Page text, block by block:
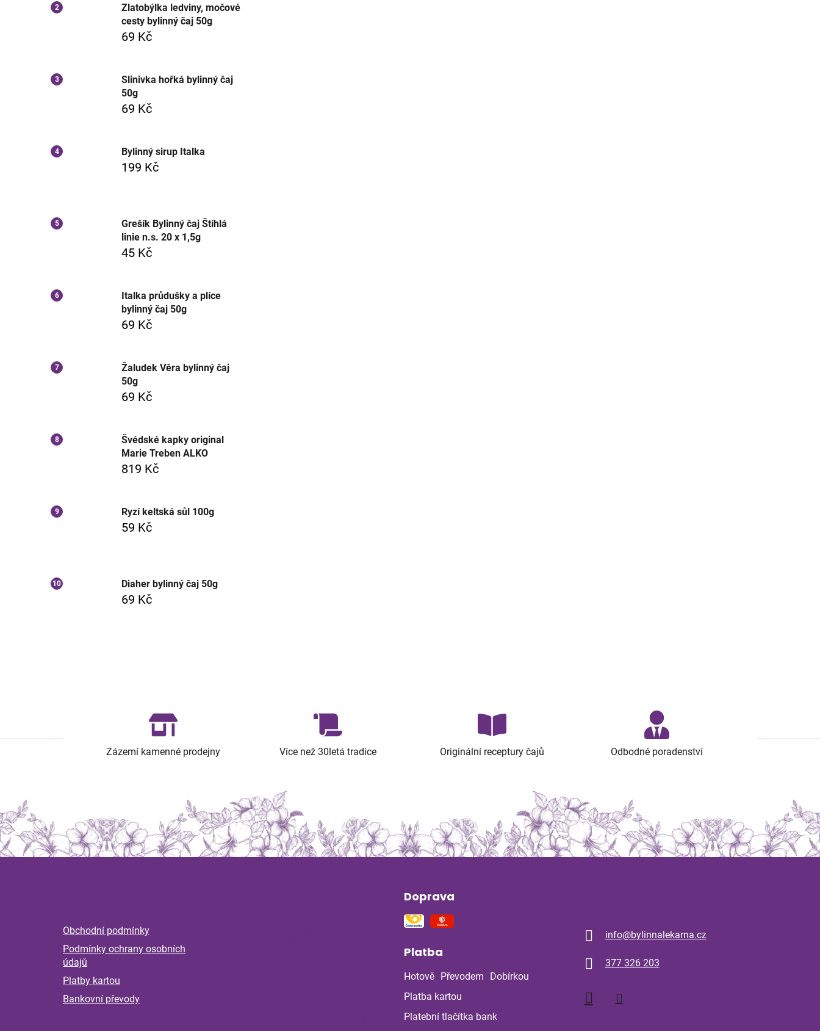
Zlatobýlka ledviny, močové
cesty bylinný čaj 50g
69 Kč
Slinivka hořká bylinný čaj
50g
69 Kč
Bylinný sirup Italka
199 Kč
Grešík Bylinný čaj Štíhlá
linie n.s. 20 x 1,5g
45 Kč
Italka průdušky a plíce
bylinný čaj 50g
69 Kč
Žaludek Věra bylinný čaj
50g
69 Kč
Švédské kapky original
Marie Treben ALKO
819 Kč
Ryzí keltská sůl 100g
59 Kč
Diaher bylinný čaj 50g
69 Kč
Zázemí kamenné prodejny Více než 30letá tradice Originální receptury čajů Odbodné poradenství
Obchodní podmínky
Podmínky ochrany osobních
údajů
Platby kartou
Bankovní převody
Doprava
Platba
Hotově Převodem
Dobírkou
Platba kartou
Platební tlačítka bank
info@bylinnalekarna.cz
377 326 203